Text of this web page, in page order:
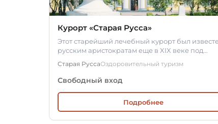
Курорт «Старая Русса»
Этот старейший лечебный курорт был
русским аристократам еще в XIX веке под
Старая РуссаОздоровительный туризм
Свободный вход
Подробнее